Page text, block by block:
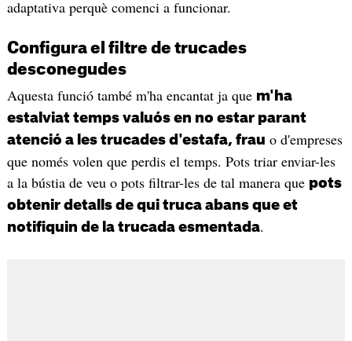
adaptativa perquè comenci a funcionar.
Configura el filtre de trucades
desconegudes
Aquesta funció també m'ha encantat ja que m'ha
estalviat temps valuós en no estar parant
atenció a les trucades d'estafa, frau o d'empreses
que només volen que perdis el temps. Pots triar enviar-les
a la bústia de veu o pots filtrar-les de tal manera que pots
obtenir detalls de qui truca abans que et
notifiquin de la trucada esmentada.